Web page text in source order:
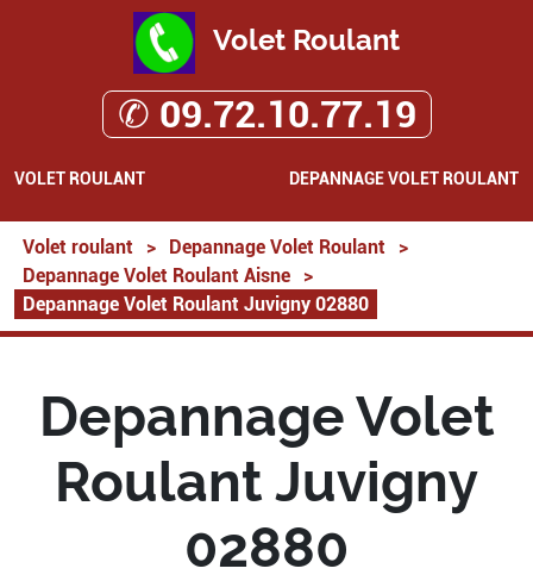
Volet Roulant
✆ 09.72.10.77.19
VOLET ROULANT DEPANNAGE VOLET ROULANT
Volet roulant > Depannage Volet Roulant
>
Depannage Volet Roulant Aisne
>
Depannage Volet Roulant Juvigny 02880
Depannage Volet
Roulant Juvigny
02880